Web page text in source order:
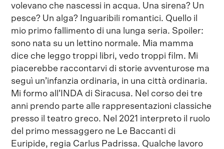
volevano che nascessi in acqua. Una sirena? Un
pesce? Un alga? Inguaribili romantici. Quello il
mio primo fallimento di una lunga seria. Spoiler:
sono nata su un lettino normale. Mia mamma
dice che leggo troppi libri, vedo troppi film. Mi
piacerebbe raccontarvi di storie avventurose ma
seguì un’infanzia ordinaria, in una città ordinaria.
Mi formo all’INDA di Siracusa. Nel corso dei tre
anni prendo parte alle rappresentazioni classiche
presso il teatro greco. Nel 2021 interpreto il ruolo
del primo messaggero ne Le Baccanti di
Euripide, regia Carlus Padrissa. Qualche lavoro